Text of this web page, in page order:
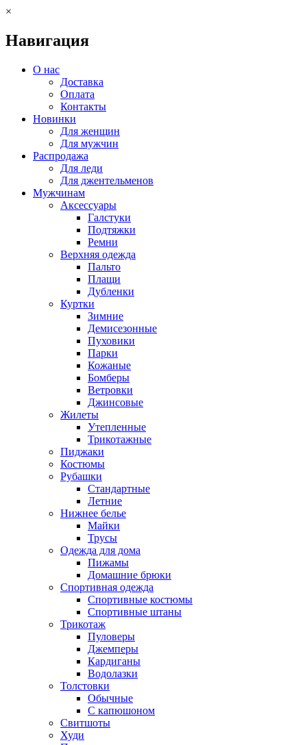
×
Навигация
О нас
Доставка
Оплата
Контакты
Новинки
Для женщин
Для мужчин
Распродажа
Для леди
Для джентельменов
Мужчинам
Аксессуары
Галстуки
Подтяжки
Ремни
Верхняя одежда
Пальто
Плащи
Дубленки
Куртки
Зимние
Демисезонные
Пуховики
Парки
Кожаные
Бомберы
Ветровки
Джинсовые
Жилеты
Утепленные
Трикотажные
Пиджаки
Костюмы
Рубашки
Стандартные
Летние
Нижнее белье
Майки
Трусы
Одежда для дома
Пижамы
Домашние брюки
Спортивная одежда
Спортивные костюмы
Спортивные штаны
Трикотаж
Пуловеры
Джемперы
Кардиганы
Водолазки
Толстовки
Обычные
С капюшоном
Свитшоты
Худи